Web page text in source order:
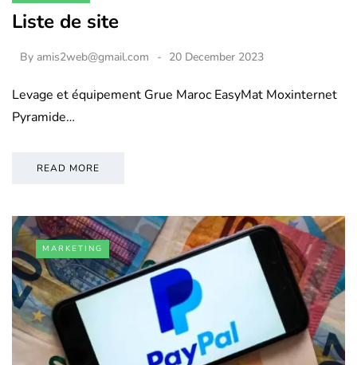
Liste de site
By amis2web@gmail.com 20 December 2023
Levage et équipement Grue Maroc EasyMat Moxinternet
Pyramide…
READ MORE
MARKETING